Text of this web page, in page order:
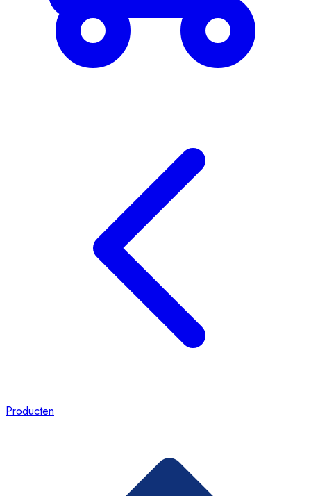
Producten